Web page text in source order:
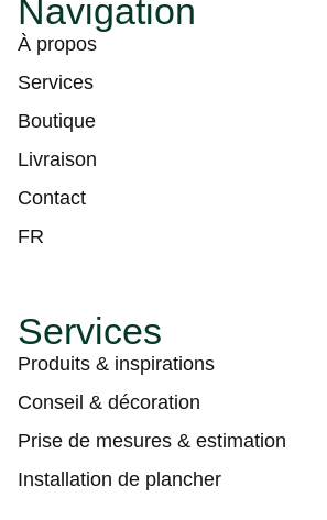
Navigation
À propos
Services
Boutique
Livraison
Contact
FR
Services
Produits & inspirations
Conseil & décoration
Prise de mesures & estimation
Installation de plancher